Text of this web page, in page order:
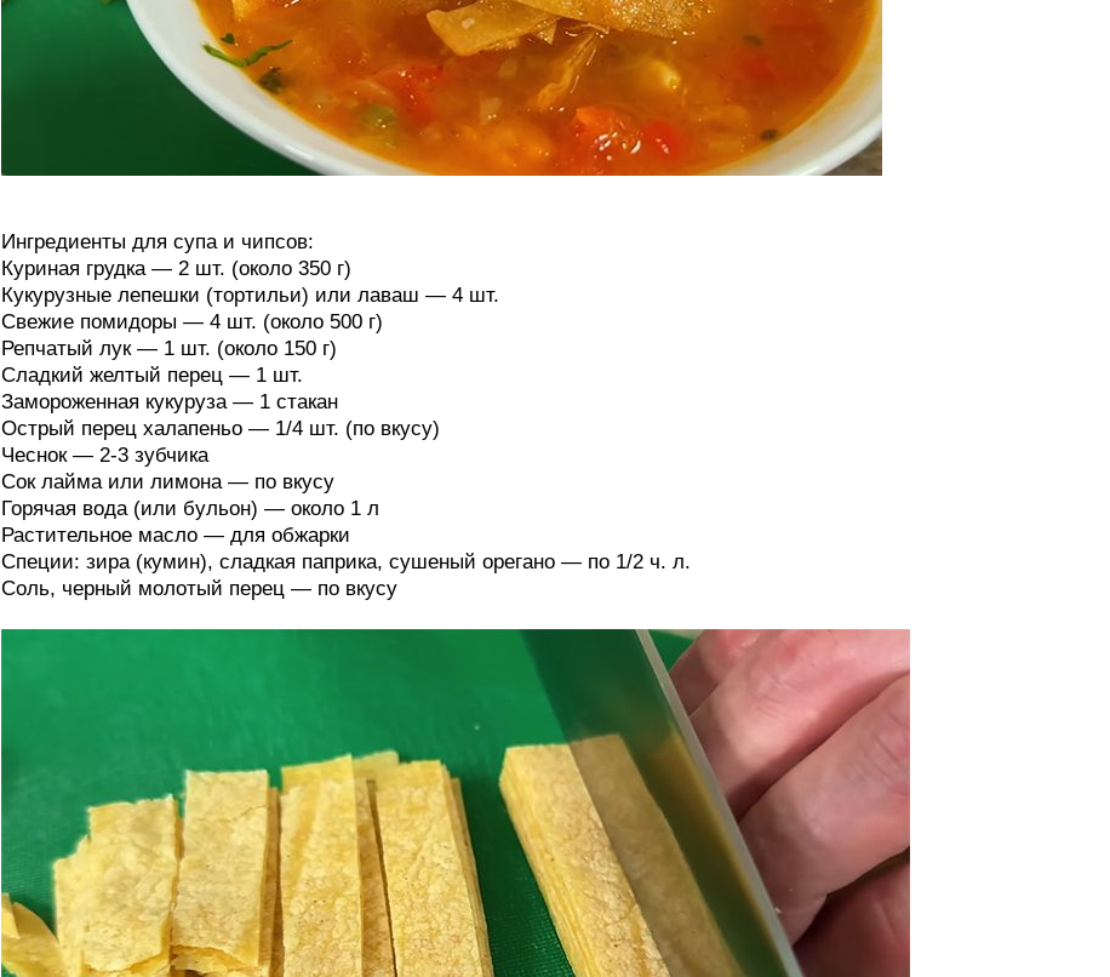
Ингредиенты для супа и чипсов:
Куриная грудка — 2 шт. (около 350 г)
Кукурузные лепешки (тортильи) или лаваш — 4 шт.
Свежие помидоры — 4 шт. (около 500 г)
Репчатый лук — 1 шт. (около 150 г)
Сладкий желтый перец — 1 шт.
Замороженная кукуруза — 1 стакан
Острый перец халапеньо — 1/4 шт. (по вкусу)
Чеснок — 2-3 зубчика
Сок лайма или лимона — по вкусу
Горячая вода (или бульон) — около 1 л
Растительное масло — для обжарки
Специи: зира (кумин), сладкая паприка, сушеный орегано — по 1/2 ч. л.
Соль, черный молотый перец — по вкусу